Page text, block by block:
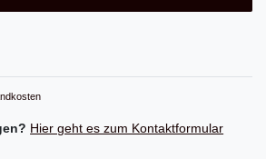
Hier geht es zum Kontaktformular